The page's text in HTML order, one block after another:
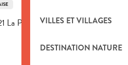
VILLES ET VILLAGES
DESTINATION NATURE
La Penne-sur-Huveaune